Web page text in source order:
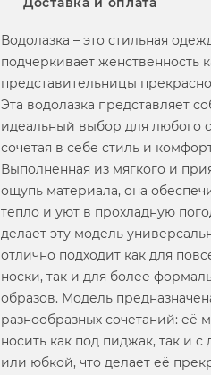
Водолазка – это стильная
подчеркивает женственность
представительницы
Эта водолазка представляет
идеальный выбор для любого
сочетая в себе стиль и
Выполненная из мягкого и
ощупь материала, она
тепло и уют в прохладную
делает эту модель
отлично подходит как для
носки, так и для более
образов. Модель
разнообразных сочетаний: её
носить как под пиджак, так и
или юбкой, что делает её